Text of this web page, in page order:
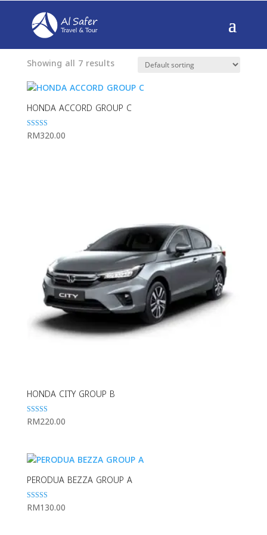
Home/ Sedan
Showing all 7 results
HONDA ACCORD GROUP C
Rated
5.00
RM320.00
HONDA CITY GROUP B
Rated
5.00
RM220.00
PERODUA BEZZA GROUP A
Rated
5.00
RM130.00